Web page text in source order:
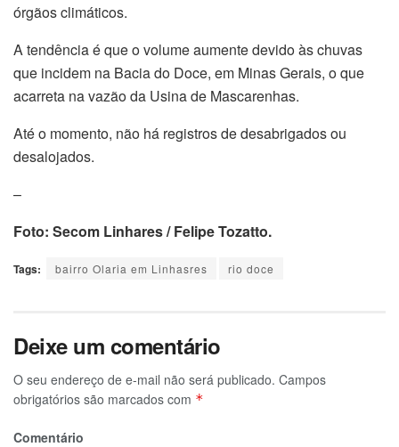
órgãos climáticos.
A tendência é que o volume aumente devido às chuvas
que incidem na Bacia do Doce, em Minas Gerais, o que
acarreta na vazão da Usina de Mascarenhas.
Até o momento, não há registros de desabrigados ou
desalojados.
–
Foto: Secom Linhares / Felipe Tozatto.
Tags: bairro Olaria em Linhasres rio doce
Deixe um comentário
O seu endereço de e-mail não será publicado. Campos
obrigatórios são marcados com *
Comentário